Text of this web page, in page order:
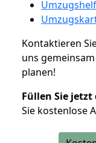
Kontaktieren
uns
planen!
Füllen Sie
Sie kostenlose